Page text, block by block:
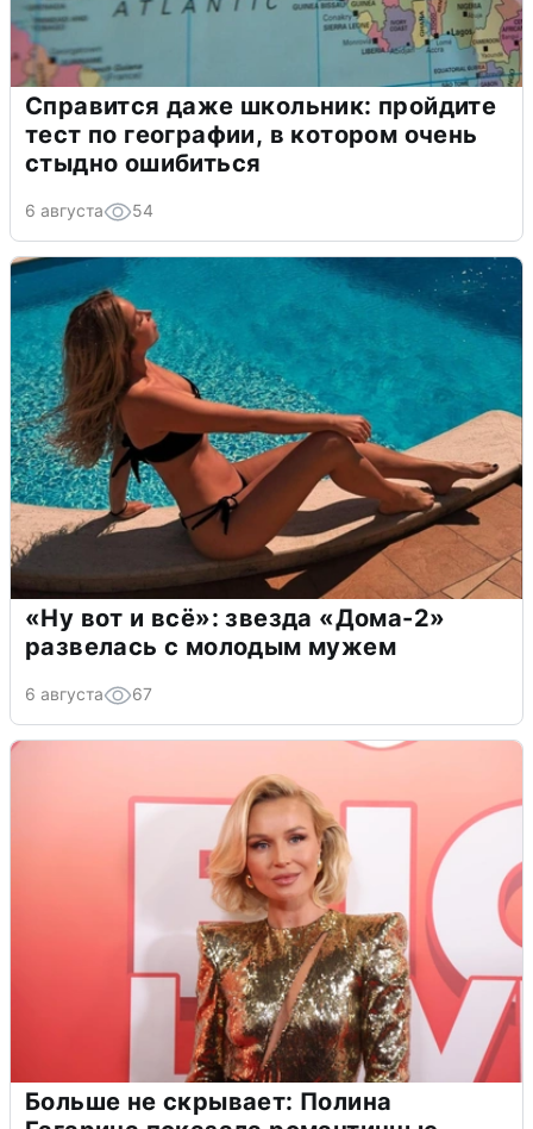
Справится даже школьник: пройдите
тест по географии, в котором очень
стыдно ошибиться
6 августа 54
«Ну вот и всё»: звезда «Дома-2»
развелась с молодым мужем
6 августа 67
Больше не скрывает: Полина